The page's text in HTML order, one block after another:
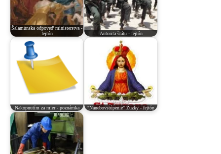
Šalamúnska odpoveď ministerstva -
fejtón
Autorita štátu - fejtón
Nakopnutím za mier - poznámka "Nanebovstúpenie" Zuzky - fejtón